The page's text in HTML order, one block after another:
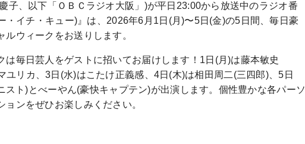
子、以下「ＯＢＣラジオ大阪」)が平日23:00から放送中のラジオ番
・イチ・キュー)』は、2026年6月1日(月)〜5日(金)の5日間、毎日豪
ウィークをお送りします。
は毎日芸人をゲストに招いてお届けします！1日(月)は藤本敏史
ユリカ、3日(水)はこたけ正義感、4日(木)は相田周二(三四郎)、5日
スト)とべーやん(豪快キャプテン)が出演します。個性豊かな各パーソ
ンをぜひお楽しみください。